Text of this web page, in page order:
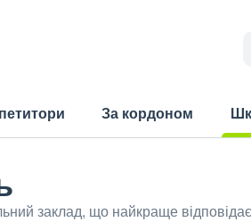
За кордоном
заклад, що найкраще